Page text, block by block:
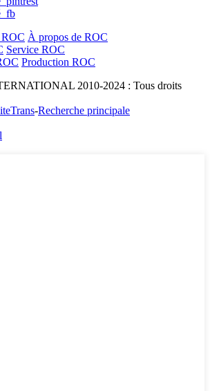
À propos de ROC
Service ROC
Production ROC
2010-2024 : Tous droits
-Recherche principale